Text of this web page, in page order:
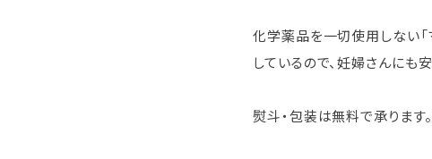
化学薬品を一切使用しない「
しているので、妊婦さんにも
熨斗・包装は無料で承ります